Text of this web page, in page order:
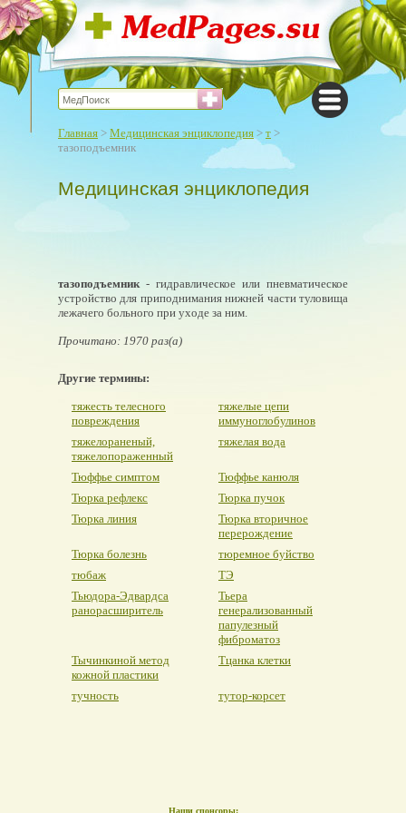
Главная > Медицинская энциклопедия > т >
тазоподъемник
Медицинская энциклопедия
тазоподъемник- гидравлическое или пневматическое
устройство для приподнимания нижней части туловища
лежачего больного при уходе за ним.
Прочитано: 1970 раз(а)
Другие термины:
тяжесть телесного
повреждения
тяжелые цепи
иммуноглобулинов
тяжелораненый,
тяжелопораженный
тяжелая вода
Тюффье симптом
Тюффье канюля
Тюрка рефлекс
Тюрка пучок
Тюрка линия
Тюрка вторичное
перерождение
Тюрка болезнь
тюремное буйство
тюбаж
ТЭ
Тьюдора-Эдвардса
ранорасширитель
Тьера
генерализованный
папулезный
фиброматоз
Тычинкиной метод
кожной пластики
Тцанка клетки
тучность тутор-корсет
Наши спонсоры: